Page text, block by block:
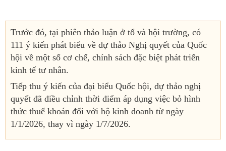
Trước đó, tại phiên thảo luận ở tổ và hội trường, có
111 ý kiến phát biểu về dự thảo Nghị quyết của Quốc
hội về một số cơ chế, chính sách đặc biệt phát triển
kinh tế tư nhân.
Tiếp thu ý kiến của đại biểu Quốc hội, dự thảo nghị
quyết đã điều chỉnh thời điểm áp dụng việc bỏ hình
thức thuế khoán đối với hộ kinh doanh từ ngày
1/1/2026, thay vì ngày 1/7/2026.